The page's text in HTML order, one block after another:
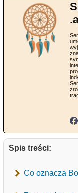
Spis treści:
Co oznacza